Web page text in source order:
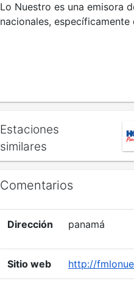
Lo Nuestro es una emisora
nacionales,
Estaciones
similares
Comentarios
Dirección panamá
Sitio web http://